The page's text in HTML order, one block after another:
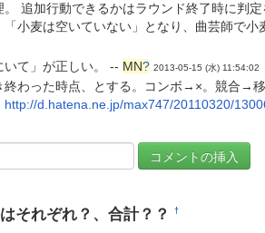
加行動できるかはラウンド終了時に判定
小麦は空いていない」となり、曲芸師で
いて」が正しい。 -- MN? 2013-05-15 (水) 11:54:02
終わった時点、とする。コンボ→×。競合→
http://d.hatena.ne.jp/max747/20110320/
それぞれ？、合計？？†